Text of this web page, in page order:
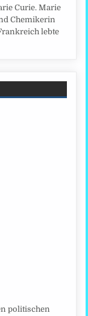
Curie. Marie
Chemikerin
lebte
politischen